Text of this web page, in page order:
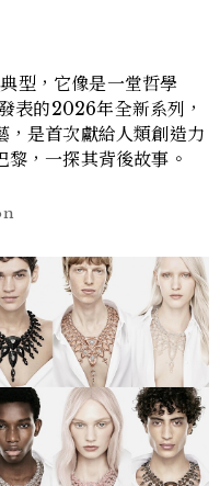
型，它像是一堂哲學
表的2026年全新系列，
，是首次獻給人類創造力
，一探其背後故事。